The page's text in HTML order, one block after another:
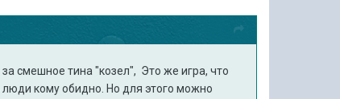
за смешное тина "козел", Это же игра, что
кому обидно. Но для этого можно